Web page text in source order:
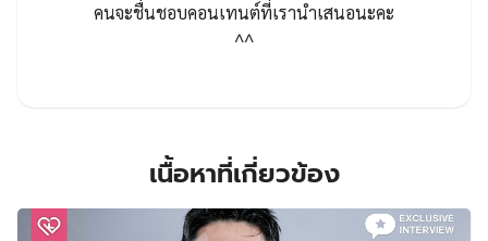
คนจะชื่นชอบคอนเทนต์ที่เรานำเสนอนะคะ
^^
เนื้อหาที่เกี่ยวข้อง